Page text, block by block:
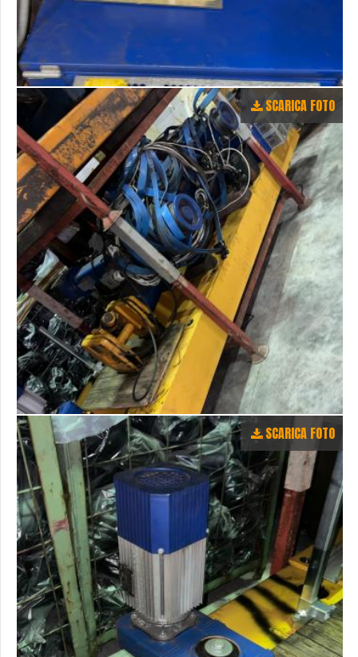
SCARICA FOTO
SCARICA FOTO